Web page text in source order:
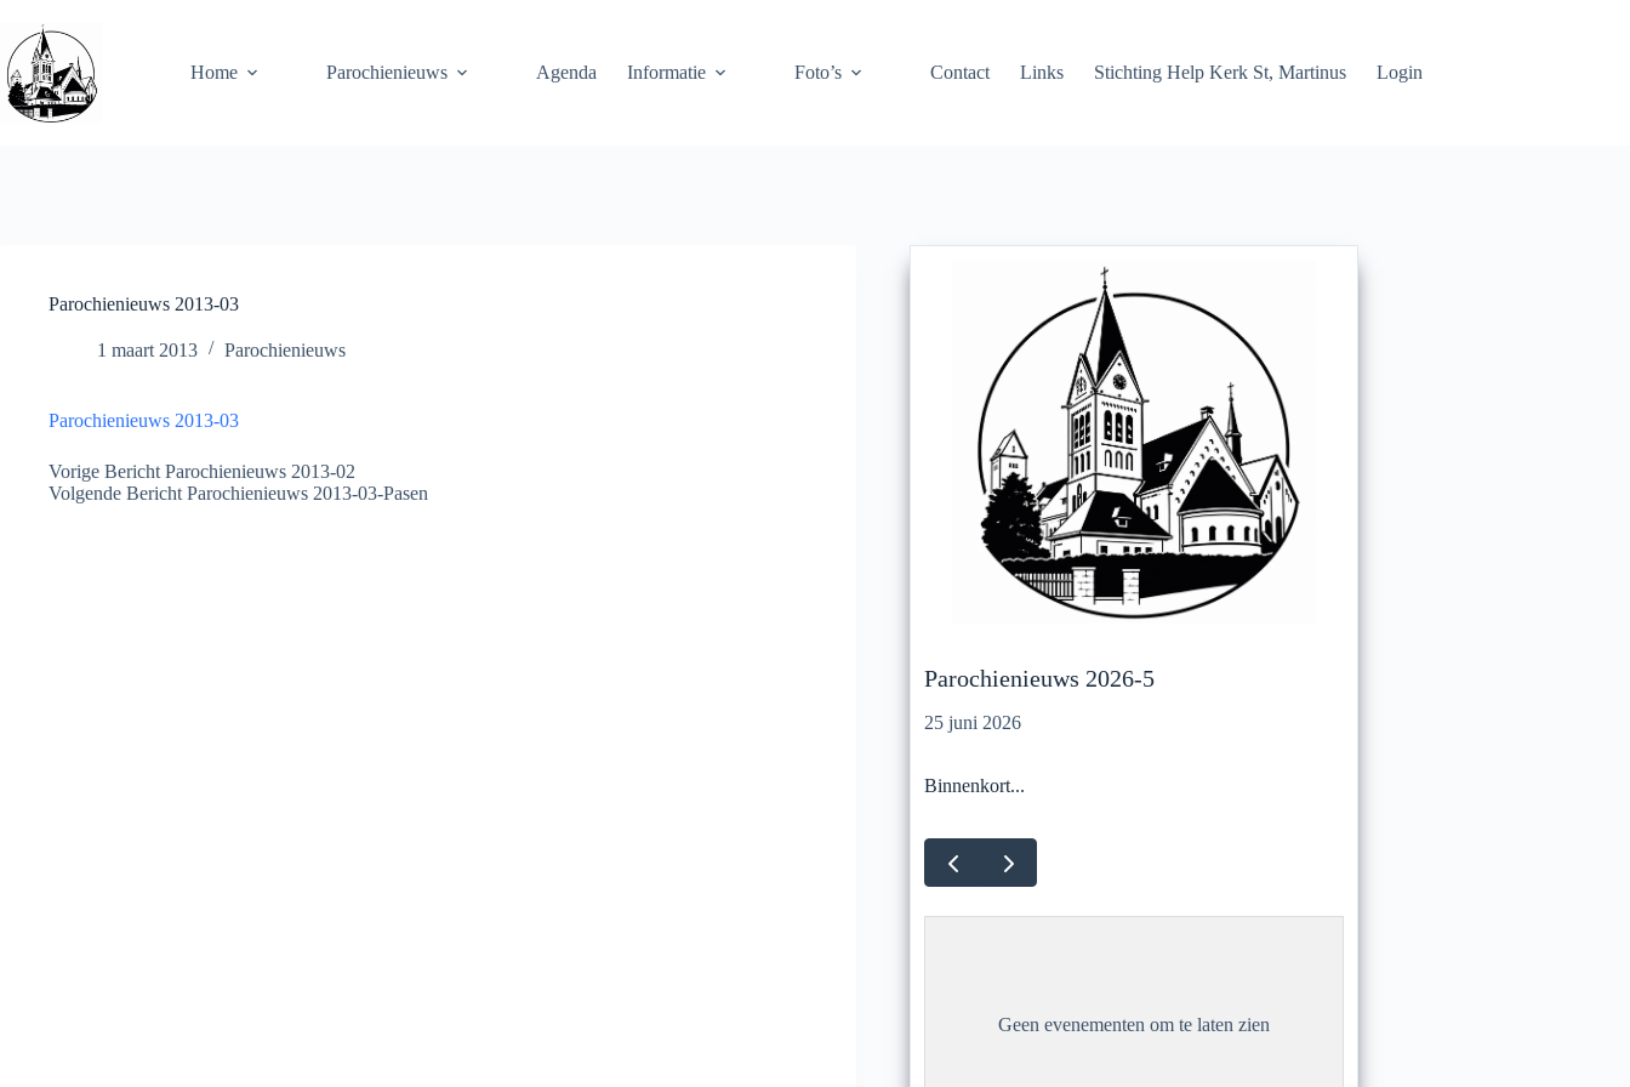
naar
de
inhoud
Home Parochienieuws Agenda Informatie Foto’s Contact Links Stichting Help Kerk St, Martinus Login
Parochienieuws 2013-03
1 maart 2013 Parochienieuws
Parochienieuws 2013-03
Vorige Bericht Parochienieuws 2013-02
Volgende Bericht Parochienieuws 2013-03-Pasen
Parochienieuws 2026-5
25 juni 2026
Binnenkort...
Geen evenementen om te laten zien